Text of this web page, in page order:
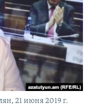
21 июня 2019 г.